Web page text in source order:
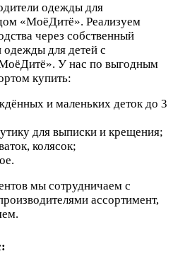
одежды для
«МоёДитё». Реализуем
через собственный
одежды для детей с
У нас по выгодным
купить:
и маленьких деток до 3
для выписки и крещения;
колясок;
мы сотрудничаем с
ассортимент,